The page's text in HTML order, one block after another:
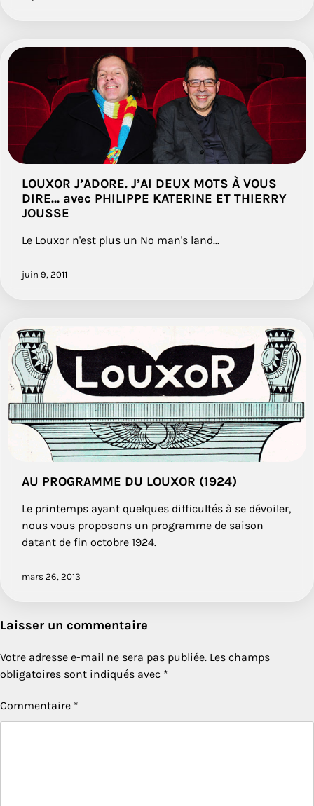
LOUXOR J’ADORE. J’AI DEUX MOTS À VOUS
DIRE… avec PHILIPPE KATERINE ET THIERRY
JOUSSE
Le Louxor n'est plus un No man's land...
juin 9, 2011
AU PROGRAMME DU LOUXOR (1924)
Le printemps ayant quelques difficultés à se dévoiler,
nous vous proposons un programme de saison
datant de fin octobre 1924.
mars 26, 2013
Laisser un commentaire
Votre adresse e-mail ne sera pas publiée. Les champs
obligatoires sont indiqués avec *
Commentaire *